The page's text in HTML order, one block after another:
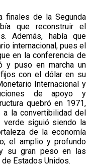
finales de la Segunda
que reconstruir el
Además, había que
internacional, pues el
en la conferencia de
y puso en marcha un
con el dólar en su
Internacional y
de apoyo y
quebró en 1971,
a la convertibilidad del
verde siguió siendo la
de la economía
el amplio y profundo
y su gran peso en las
Estados Unidos.